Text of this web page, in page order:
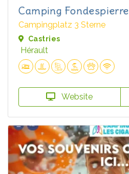
Camping Fondespierre
Campingplatz 3 Sterne
Castries
Hérault
Website